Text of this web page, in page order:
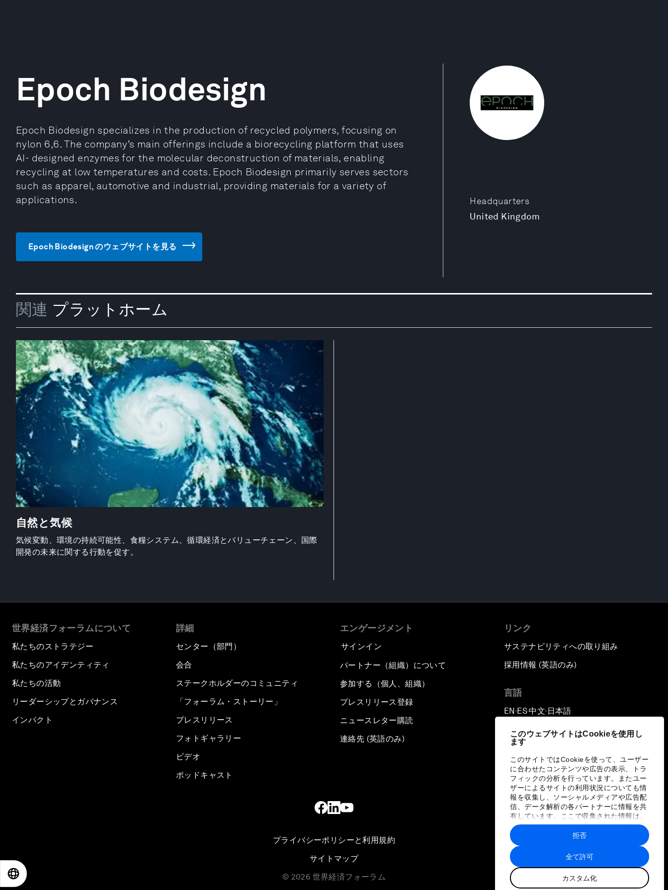
このウェブサイトはCookieを使用し
ます
このサイトではCookieを使って、ユーザー
に合わせたコンテンツや広告の表示、トラ
フィックの分析を行っています。またユー
ザーによるサイトの利用状況についても情
報を収集し、ソーシャルメディアや広告配
信、データ解析の各パートナーに情報を共
有しています。ここで収集された情報は、
ユーザーが各パートナーに提供した他の情
報や各パートナーのサービスを使用した際
に収集された情報と組み合わされ、各パー
トナーによって使用されることがありま
す。
全て許可
カスタム化
拒否
Headquarters
United Kingdom
Epoch Biodesign
Epoch Biodesign specializes in the production of recycled polymers, focusing on
nylon 6,6. The company’s main offerings include a biorecycling platform that uses
AI- designed enzymes for the molecular deconstruction of materials, enabling
recycling at low temperatures and costs. Epoch Biodesign primarily serves sectors
such as apparel, automotive and industrial, providing materials for a variety of
applications.
Epoch Biodesign のウェブサイトを見る
関連 プラットホーム
自然と気候
気候変動、環境の持続可能性、食糧システム、循環経済とバリューチェーン、国際
開発の未来に関する行動を促す。
世界経済フォーラムについて
私たちのストラテジー
私たちのアイデンティティ
私たちの活動
リーダーシップとガバナンス
インパクト
詳細
センター（部門）
会合
ステークホルダーのコミュニティ
「フォーラム・ストーリー」
プレスリリース
フォトギャラリー
ビデオ
ポッドキャスト
エンゲージメント
サインイン
パートナー（組織）について
参加する（個人、組織）
プレスリリース登録
ニュースレター購読
連絡先 (英語のみ)
リンク
サステナビリティへの取り組み
採用情報 (英語のみ)
言語
EN ▪ES▪中文▪ 日本語
プライバシーポリシーと利用規約
サイトマップ
© 2026 世界経済フォーラム